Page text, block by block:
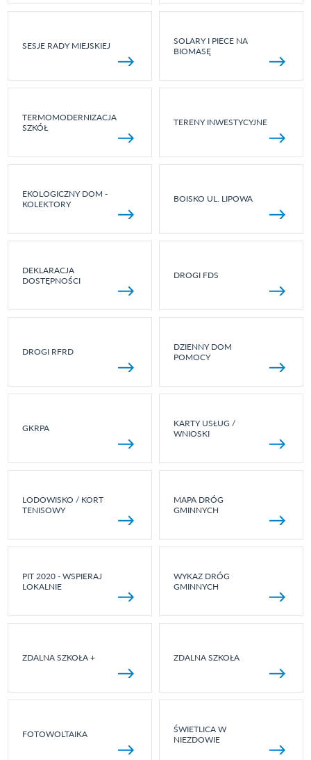
SESJE RADY MIEJSKIEJ
SOLARY I PIECE NA
BIOMASĘ
TERMOMODERNIZACJA
SZKÓŁ
TERENY INWESTYCYJNE
EKOLOGICZNY DOM -
KOLEKTORY
BOISKO UL. LIPOWA
DEKLARACJA
DOSTĘPNOŚCI
DROGI FDS
DROGI RFRD
DZIENNY DOM
POMOCY
GKRPA
KARTY USŁUG /
WNIOSKI
LODOWISKO / KORT
TENISOWY
MAPA DRÓG
GMINNYCH
PIT 2020 - WSPIERAJ
LOKALNIE
WYKAZ DRÓG
GMINNYCH
ZDALNA SZKOŁA + ZDALNA SZKOŁA
FOTOWOLTAIKA
ŚWIETLICA W
NIEZDOWIE